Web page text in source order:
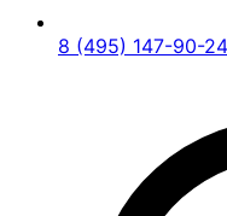
8 (495) 147-90-24